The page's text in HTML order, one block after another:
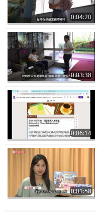
0:04:20
0:03:38
0:06:14
0:01:58